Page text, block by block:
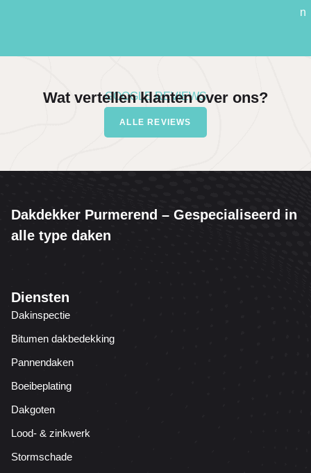
n
GOOGLE REVIEWS
Wat vertellen klanten over ons?
ALLE REVIEWS
Dakdekker Purmerend – Gespecialiseerd in
alle type daken
Diensten
Dakinspectie
Bitumen dakbedekking
Pannendaken
Boeibeplating
Dakgoten
Lood- & zinkwerk
Stormschade